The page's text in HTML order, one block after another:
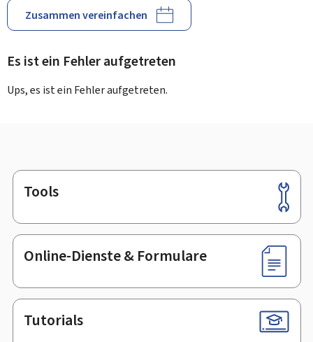
Zusammen vereinfachen
Es ist ein Fehler aufgetreten
Ups, es ist ein Fehler aufgetreten.
Footer
Tools
Online-Dienste & Formulare
Tutorials